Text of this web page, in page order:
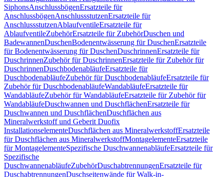
SiphonsAnschlussbögenErsatzteile für
AnschlussbögenAnschlussstutzenErsatzteile für
AnschlussstutzenAblaufventileErsatzteile für
AblaufventileZubehörErsatzteile für ZubehörDuschen und
BadewannenDuschenBodenentwässerung für DuschenErsatzteile
für Bodenentwässerung für DuschenDuschrinnenErsatzteile für
DuschrinnenZubehör für DuschrinnenErsatzteile für Zubehör für
DuschrinnenDuschbodenabläufeErsatzteile für
DuschbodenabläufeZubehör für DuschbodenabläufeErsatzteile für
Zubehör für DuschbodenabläufeWandabläufeErsatzteile für
WandabläufeZubehör für WandabläufeErsatzteile für Zubehör für
WandabläufeDuschwannen und DuschflächenErsatzteile für
Duschwannen und DuschflächenDuschflächen aus
Mineralwerkstoff und Geberit Duofix
InstallationselementeDuschflächen aus MineralwerkstoffErsatzteile
für Duschflächen aus MineralwerkstoffMontagelementeErsatzteile
für MontagelementeSpezifische DuschwannenabläufeErsatzteile für
Spezifische
DuschwannenabläufeZubehörDuschabtrennungenErsatzteile für
DuschabtrennungenDuschseitenwände für Walk-in-